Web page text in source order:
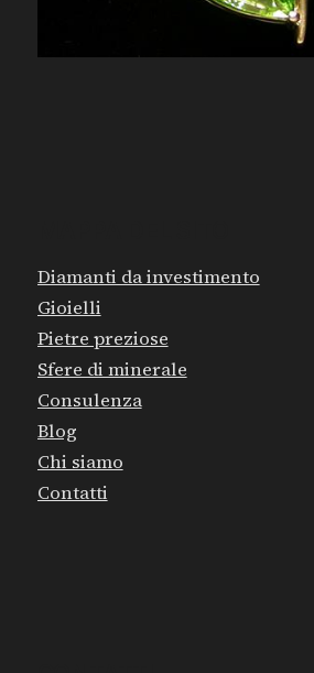
Diamanti da investimento
Gioielli
Pietre preziose
Sfere di minerale
Consulenza
Blog
Chi siamo
Contatti